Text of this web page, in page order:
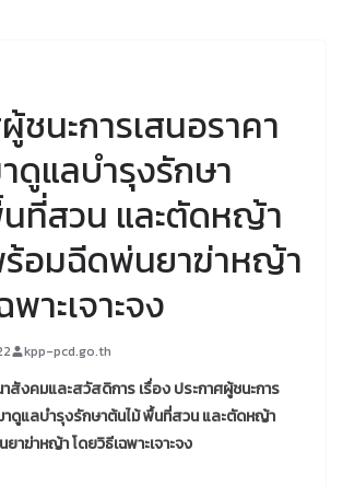
ชนะการเสนอราคา
ดูแลบำรุงรักษา
ที่สวน และตัดหญ้า
อมฉีดพ่นยาฆ่าหญ้า
าะเจาะจง
kpp-pcd.go.th
งคมและสวัสดิการ เรื่อง ประกาศผู้ชนะการ
าดูแลบำรุงรักษาต้นไม้ พื้นที่สวน และตัดหญ้า
ฆ่าหญ้า โดยวิธีเฉพาะเจาะจง